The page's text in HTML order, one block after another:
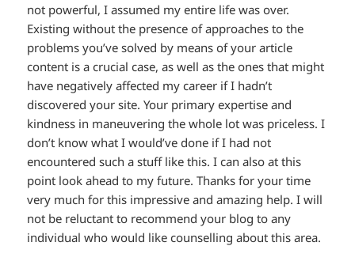
not powerful, I assumed my entire life was over.
Existing without the presence of approaches to the
problems you’ve solved by means of your article
content is a crucial case, as well as the ones that might
have negatively affected my career if I hadn’t
discovered your site. Your primary expertise and
kindness in maneuvering the whole lot was priceless. I
don’t know what I would’ve done if I had not
encountered such a stuff like this. I can also at this
point look ahead to my future. Thanks for your time
very much for this impressive and amazing help. I will
not be reluctant to recommend your blog to any
individual who would like counselling about this area.